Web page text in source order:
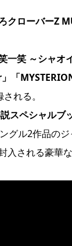
クローバーZ
笑一笑 ～シャオ
「
れる。
スペシャルブ
グル2作品の
入される豪華